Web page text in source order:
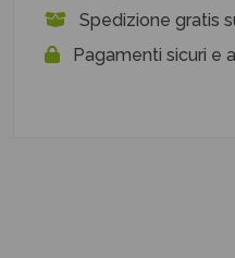
Spedizione gratis
Pagamenti sicuri e